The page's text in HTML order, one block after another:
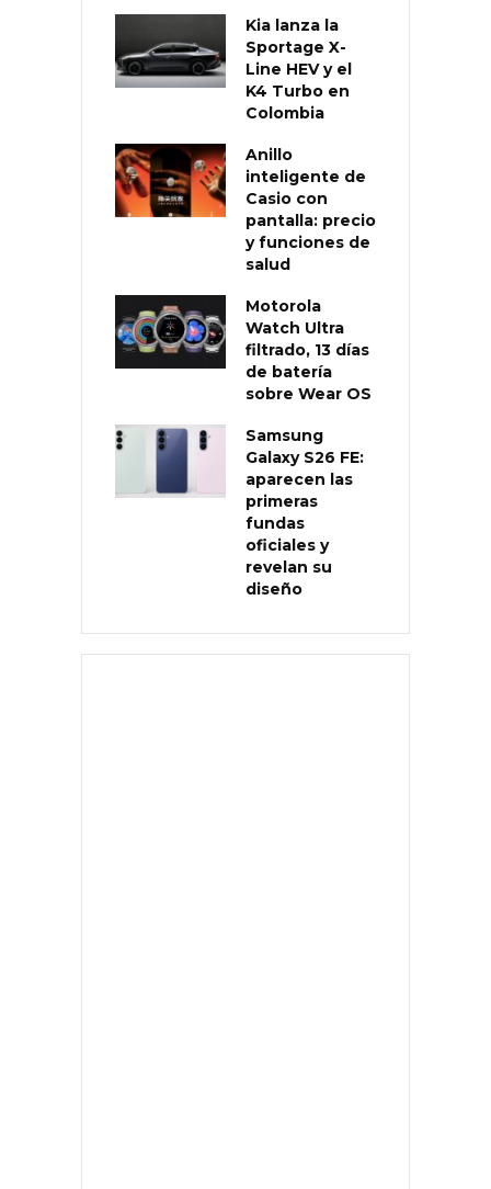
Kia lanza la
Sportage X-
Line HEV y el
K4 Turbo en
Colombia
Anillo
inteligente de
Casio con
pantalla: precio
y funciones de
salud
Motorola
Watch Ultra
filtrado, 13 días
de batería
sobre Wear OS
Samsung
Galaxy S26 FE:
aparecen las
primeras
fundas
oficiales y
revelan su
diseño